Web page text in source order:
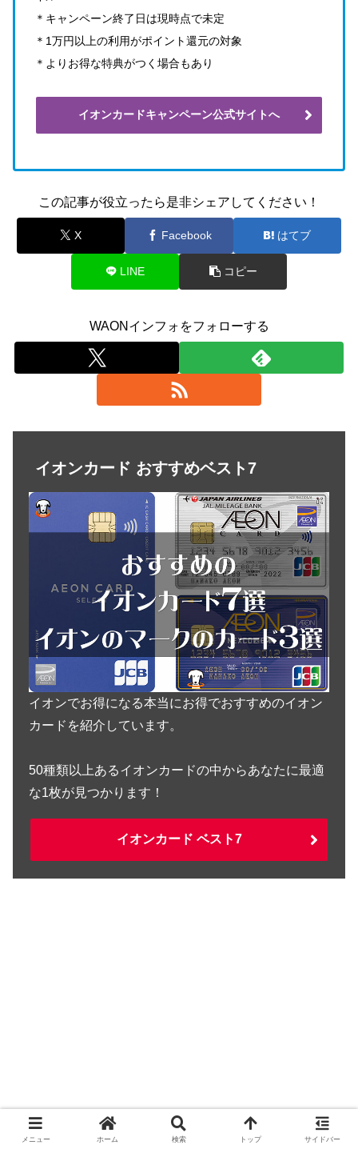
＊キャンペーン終了日は現時点で未定
＊1万円以上の利用がポイント還元の対象
＊よりお得な特典がつく場合もあり
イオンカードキャンペーン公式サイトへ
この記事が役立ったら是非シェアしてください！
X Facebook はてブ
LINE コピー
WAONインフォをフォローする
イオンカード おすすめベスト7
イオンでお得になる本当にお得でおすすめのイオン
カードを紹介しています。
50種類以上あるイオンカードの中からあなたに最適
な1枚が見つかります！
イオンカード ベスト7
メニュー ホーム 検索 トップ サイドバー